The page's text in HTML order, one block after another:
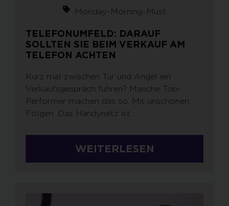
Monday-Morning-Must
TELEFONUMFELD: DARAUF
SOLLTEN SIE BEIM VERKAUF AM
TELEFON ACHTEN
Kurz mal zwischen Tür und Angel ein
Verkaufsgespräch führen? Manche Top-
Performer machen das so. Mit unschönen
Folgen: Das Handynetz ist...
WEITERLESEN